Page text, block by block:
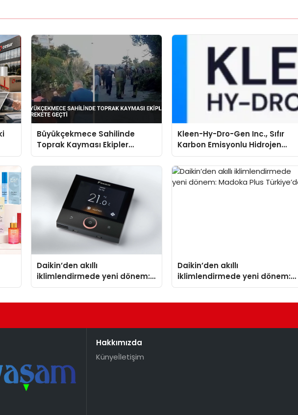
Büyükçekmece Sahilinde
Toprak Kayması Ekipler
Harekete Geçti
Kleen-Hy-Dro-Gen Inc., Sıfır
Karbon Emisyonlu Hidrojen
Isıtma Teknolojisinde ISO ve
TSSA Düzenleyici Onaylarını
Aldı
Daikin’den akıllı
iklimlendirmede yeni dönem:
Madoka Plus Türkiye’de
Daikin’den akıllı
iklimlendirmede yeni dönem:
Madoka Plus Türkiye’de
Hakkımızda
Künyeİletişim